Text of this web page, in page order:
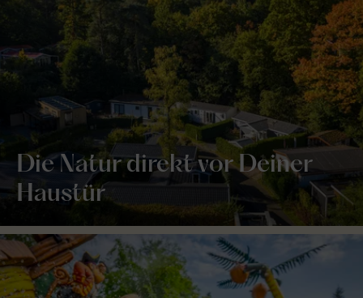
Die Natur direkt vor Deiner
Haustür